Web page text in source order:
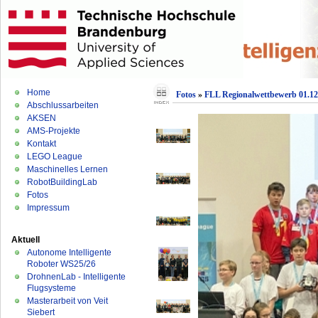
Home
Abschlussarbeiten
AKSEN
AMS-Projekte
Kontakt
LEGO League
Maschinelles Lernen
RobotBuildingLab
Fotos
Impressum
Aktuell
Autonome Intelligente
Roboter WS25/26
DrohnenLab - Intelligente
Flugsysteme
Masterarbeit von Veit
Siebert
Fotos» FLL Regionalwettbewerb